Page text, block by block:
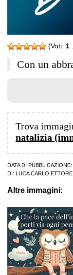
(Voti: 1
Con un
Trova
natalizia
DATA DI
DI:
LUCA CARLO
Altre immagini: